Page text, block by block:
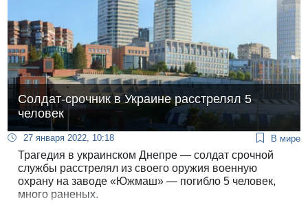
Солдат-срочник в Украине расстрелял 5
человек
27 января 2022, 10:18 В мире
Трагедия в украинском Днепре — солдат срочной
службы расстрелял из своего оружия военную
охрану на заводе «Южмаш» — погибло 5 человек,
много раненых.